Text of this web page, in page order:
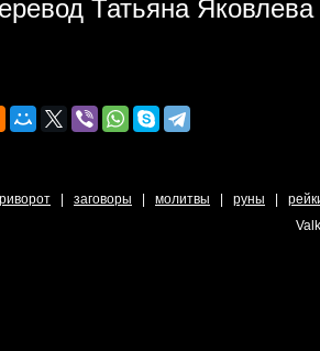
Татьяна Яковлева
заговоры молитвы руны